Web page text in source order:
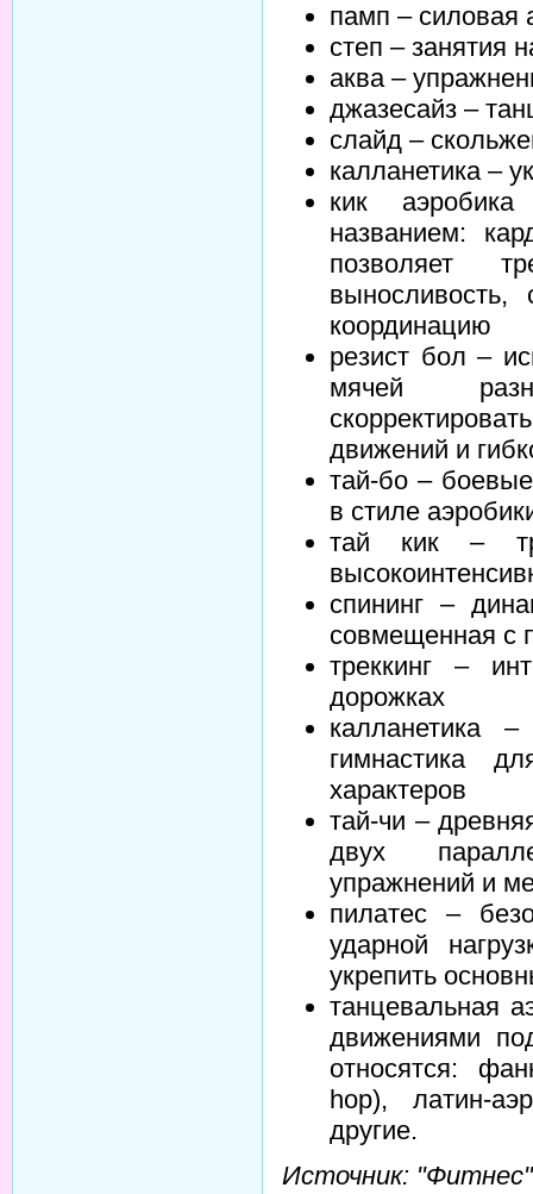
памп – cиловая
степ – занятия
аква –
джазесайз –
слайд –
калланетика –
кик
названием:
позволяет
координацию
резист бол –
мячей
движений и
тай-бо –
в стиле
тай кик –
спининг –
совмещенная с
треккинг –
дорожках
калланетика
гимнастика
характеров
тай-чи –
двух
упражнений и
пилатес –
ударной
укрепить
танцевальная
движениями
относятся:
hop), латин-
другие.
Источник: "Фитнес"